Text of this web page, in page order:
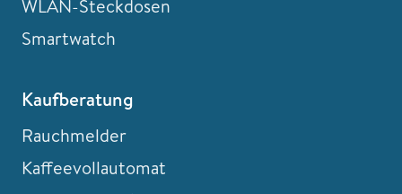
WLAN-Steckdosen
Smartwatch
Kaufberatung
Rauchmelder
Kaffeevollautomat